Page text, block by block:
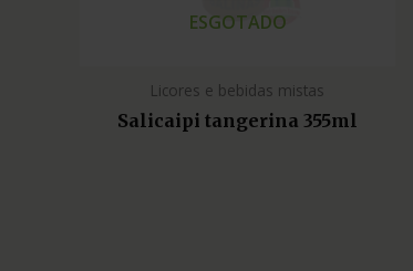
ESGOTADO
Licores e bebidas mistas
Salicaipi tangerina 355ml